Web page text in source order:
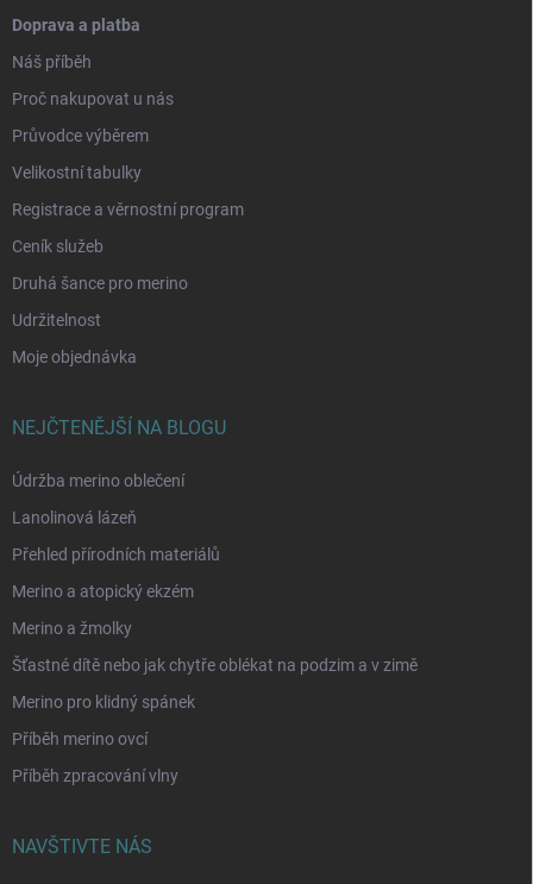
Doprava a platba
Náš příběh
Proč nakupovat u nás
Průvodce výběrem
Velikostní tabulky
Registrace a věrnostní program
Ceník služeb
Druhá šance pro merino
Udržitelnost
Moje objednávka
NEJČTENĚJŠÍ NA BLOGU
Údržba merino oblečení
Lanolinová lázeň
Přehled přírodních materiálů
Merino a atopický ekzém
Merino a žmolky
Šťastné dítě nebo jak chytře oblékat na podzim a v zimě
Merino pro klidný spánek
Příběh merino ovcí
Příběh zpracování vlny
NAVŠTIVTE NÁS